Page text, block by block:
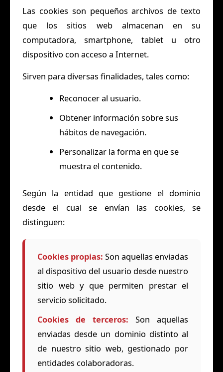
Las cookies son pequeños archivos de texto
que los sitios web almacenan en su
computadora, smartphone, tablet u otro
dispositivo con acceso a Internet.
Sirven para diversas finalidades, tales como:
Reconocer al usuario.
Obtener información sobre sus
hábitos de navegación.
Personalizar la forma en que se
muestra el contenido.
Según la entidad que gestione el dominio
desde el cual se envían las cookies, se
distinguen:
Cookies propias: Son aquellas enviadas
al dispositivo del usuario desde nuestro
sitio web y que permiten prestar el
servicio solicitado.
Cookies de terceros: Son aquellas
enviadas desde un dominio distinto al
de nuestro sitio web, gestionado por
entidades colaboradoras.